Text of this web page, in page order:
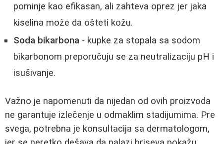
pominje kao efikasan, ali zahteva oprez jer jaka
kiselina može da ošteti kožu.
Soda bikarbona - kupke za stopala sa sodom
bikarbonom preporučuju se za neutralizaciju pH i
isušivanje.
Važno je napomenuti da nijedan od ovih proizvoda
ne garantuje izlečenje u odmaklim stadijumima. Pre
svega, potrebna je konsultacija sa dermatologom,